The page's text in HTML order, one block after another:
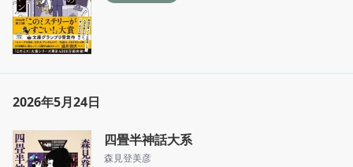
2026年5月24日
四畳半神話大系
森見登美彦